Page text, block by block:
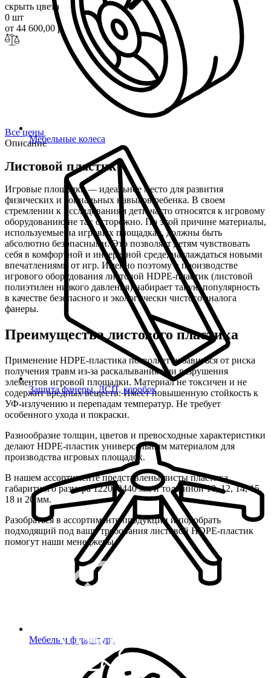
Мебельные колеса
Защита фанеры, ДСП, коробок
Мебель и фурнитура
скрыть цвета
0 шт
от 44 600,00 р.
Все цены
Описание
Листовой пластик
Игровые площадки— идеальное место для развития
физических и социальных навыков ребенка. В своем
стремлении к исследованиям дети часто относятся к игровому
оборудованию не так осторожно. По этой причине материалы,
используемые на игровых площадках, должны быть
абсолютно безопасными. Это позволяет детям чувствовать
себя в комфортной и интересной среде, наслаждаться новыми
впечатлениями от игр. Именно поэтому в производстве
игрового оборудования листовой HDPE-пластик (листовой
полиэтилен низкого давления) набирает такую популярность
в качестве безопасного и экологически чистого аналога
фанеры.
Преимущества листового пластика
Применение HDPE-пластика позволяет избавиться от риска
получения травм из-за раскалывания или разрушения
элементов игровой площадки. Материал не токсичен и не
содержит вредных веществ. Имеет повышенную стойкость к
УФ-излучению и перепадам температур. Не требует
особенного ухода и покраски.
Разнообразие толщин, цветов и превосходные характеристики
делают HDPE-пластик универсальным материалом для
производства игровых площадок.
В нашем ассортименте представлены листы пластика
габаритного размера 1220х2440 мм и толщиной 10, 12, 14, 15,
18 и 20 мм.
Разобраться в ассортименте продукции и подобрать
подходящий под ваши требования листовой HDPE-пластик
помогут наши менеджеры.